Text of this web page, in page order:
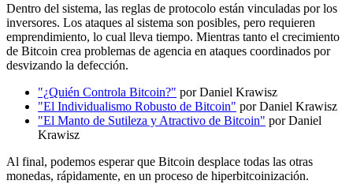
Dentro del sistema, las reglas de protocolo están vinculadas por los
inversores. Los ataques al sistema son posibles, pero requieren
emprendimiento, lo cual lleva tiempo. Mientras tanto el crecimiento
de Bitcoin crea problemas de agencia en ataques coordinados por
desvizando la defección.
"¿Quién Controla Bitcoin?" por Daniel Krawisz
"El Individualismo Robusto de Bitcoin" por Daniel Krawisz
"El Manto de Sutileza y Atractivo de Bitcoin" por Daniel
Krawisz
Al final, podemos esperar que Bitcoin desplace todas las otras
monedas, rápidamente, en un proceso de hiperbitcoinización.